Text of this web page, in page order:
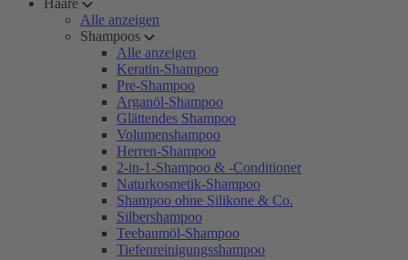
Haare
Alle anzeigen
Shampoos
Alle anzeigen
Keratin-Shampoo
Pre-Shampoo
Arganöl-Shampoo
Glättendes Shampoo
Volumenshampoo
Herren-Shampoo
2-in-1-Shampoo & -Conditioner
Naturkosmetik-Shampoo
Shampoo ohne Silikone & Co.
Silbershampoo
Teebaumöl-Shampoo
Tiefenreinigungsshampoo